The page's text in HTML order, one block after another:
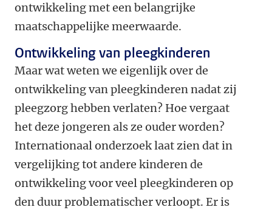
ontwikkeling met een belangrijke
maatschappelijke meerwaarde.
Ontwikkeling van pleegkinderen
Maar wat weten we eigenlijk over de
ontwikkeling van pleegkinderen nadat zij
pleegzorg hebben verlaten? Hoe vergaat
het deze jongeren als ze ouder worden?
Internationaal onderzoek laat zien dat in
vergelijking tot andere kinderen de
ontwikkeling voor veel pleegkinderen op
den duur problematischer verloopt. Er is